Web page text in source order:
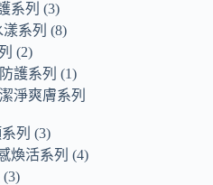
系列
3
系列
8
2
護系列
1
淨爽膚系列
列
3
煥活系列
4
3